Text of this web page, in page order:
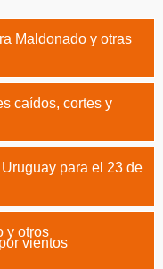
Maldonado y otras
caídos, cortes y
para el 23 de
y otros
vientos